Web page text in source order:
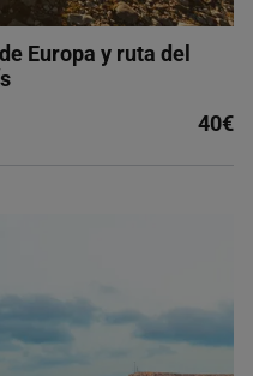
Europa y ruta del
40€